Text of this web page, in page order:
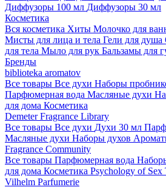
Диффузоры 100 мл Диффузоры 30 мл
Косметика
Вся косметика Хиты Молочко для
Мисты для лица и тела Гели для душа
для тела Мыло для рук Бальзамы для
Бренды
biblioteka aromatov
Все товары Все духи Наборы
Парфюмерная вода Масляные духи
для дома Косметика
Demeter Fragrance Library
Все товары Все духи Духи 30 мл
Масляные духи Наборы духов
Fragrance Community
Все товары Парфюмерная вода
для дома Косметика Psychology of Sex
Vilhelm Parfumerie